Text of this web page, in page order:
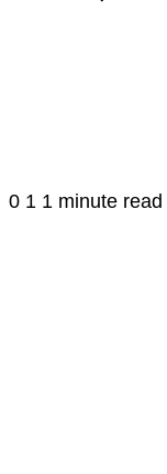
0 1 1 minute read